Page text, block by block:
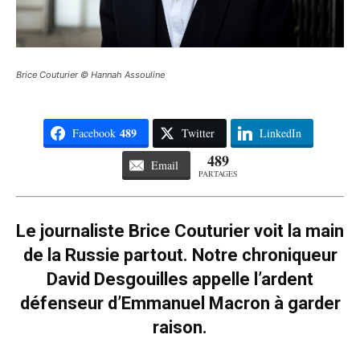
Brice Couturier © Hannah Assouline
Facebook 489 Twitter LinkedIn
Email 489
PARTAGES
Le journaliste Brice Couturier voit la main
de la Russie partout. Notre chroniqueur
David Desgouilles appelle l’ardent
défenseur d’Emmanuel Macron à garder
raison.